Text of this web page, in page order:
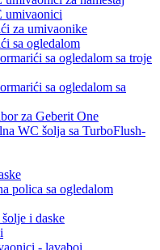
umivaonici
za umivaonike
sa ogledalom
sa ogledalom sa troje
sa ogledalom sa
za Geberit One
WC šolja sa TurboFlush-
polica sa ogledalom
i daske